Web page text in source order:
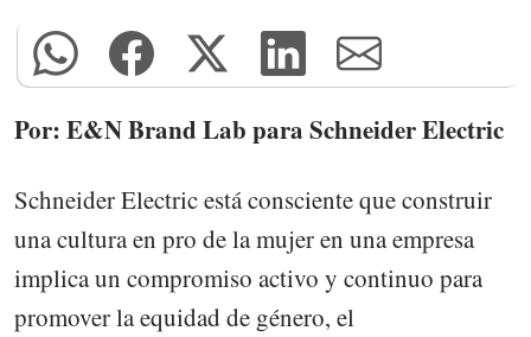
Por: E&N Brand Lab para Schneider Electric
Schneider Electric está consciente que construir
una cultura en pro de la mujer en una empresa
implica un compromiso activo y continuo para
promover la equidad de género, el